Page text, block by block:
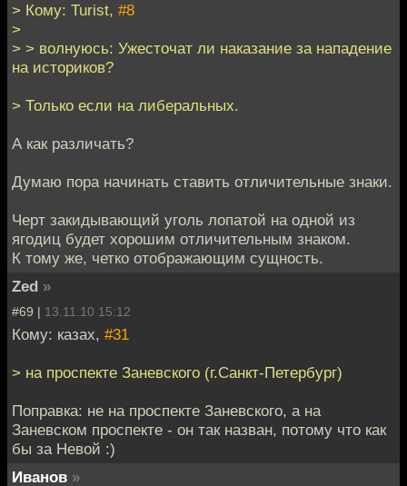
> Кому: Turist, #8
>
> > волнуюсь: Ужесточат ли наказание за нападение
на историков?
> Только если на либеральных.
А как различать?
Думаю пора начинать ставить отличительные знаки.
Черт закидывающий уголь лопатой на одной из
ягодиц будет хорошим отличительным знаком.
К тому же, четко отображающим сущность.
Zed »
#69 | 13.11.10 15:12
Кому: казах, #31
> на проспекте Заневского (г.Санкт-Петербург)
Поправка: не на проспекте Заневского, а на
Заневском проспекте - он так назван, потому что как
бы за Невой :)
Иванов »